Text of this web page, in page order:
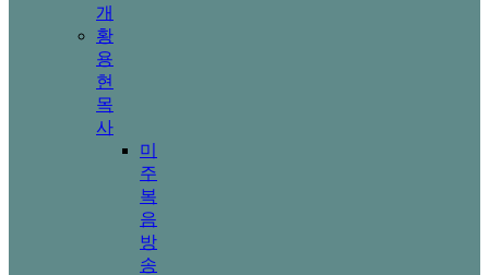
개
황
용
현
목
사
미
주
복
음
방
송